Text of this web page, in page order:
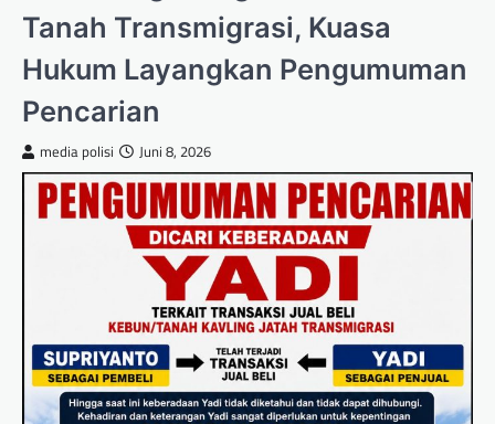
Tanah Transmigrasi, Kuasa
Hukum Layangkan Pengumuman
Pencarian
media polisi Juni 8, 2026